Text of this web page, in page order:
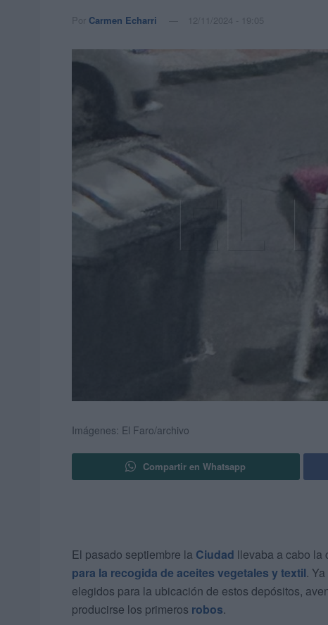
Por Carmen Echarri 12/11/2024 - 19:05
Imágenes: El Faro/archivo
Compartir en Whatsapp
El pasado septiembre la Ciudad llevaba a cabo la
para la recogida de aceites vegetales y textil.
elegidos para la ubicación de estos depósitos,
producirse los primeros robos.